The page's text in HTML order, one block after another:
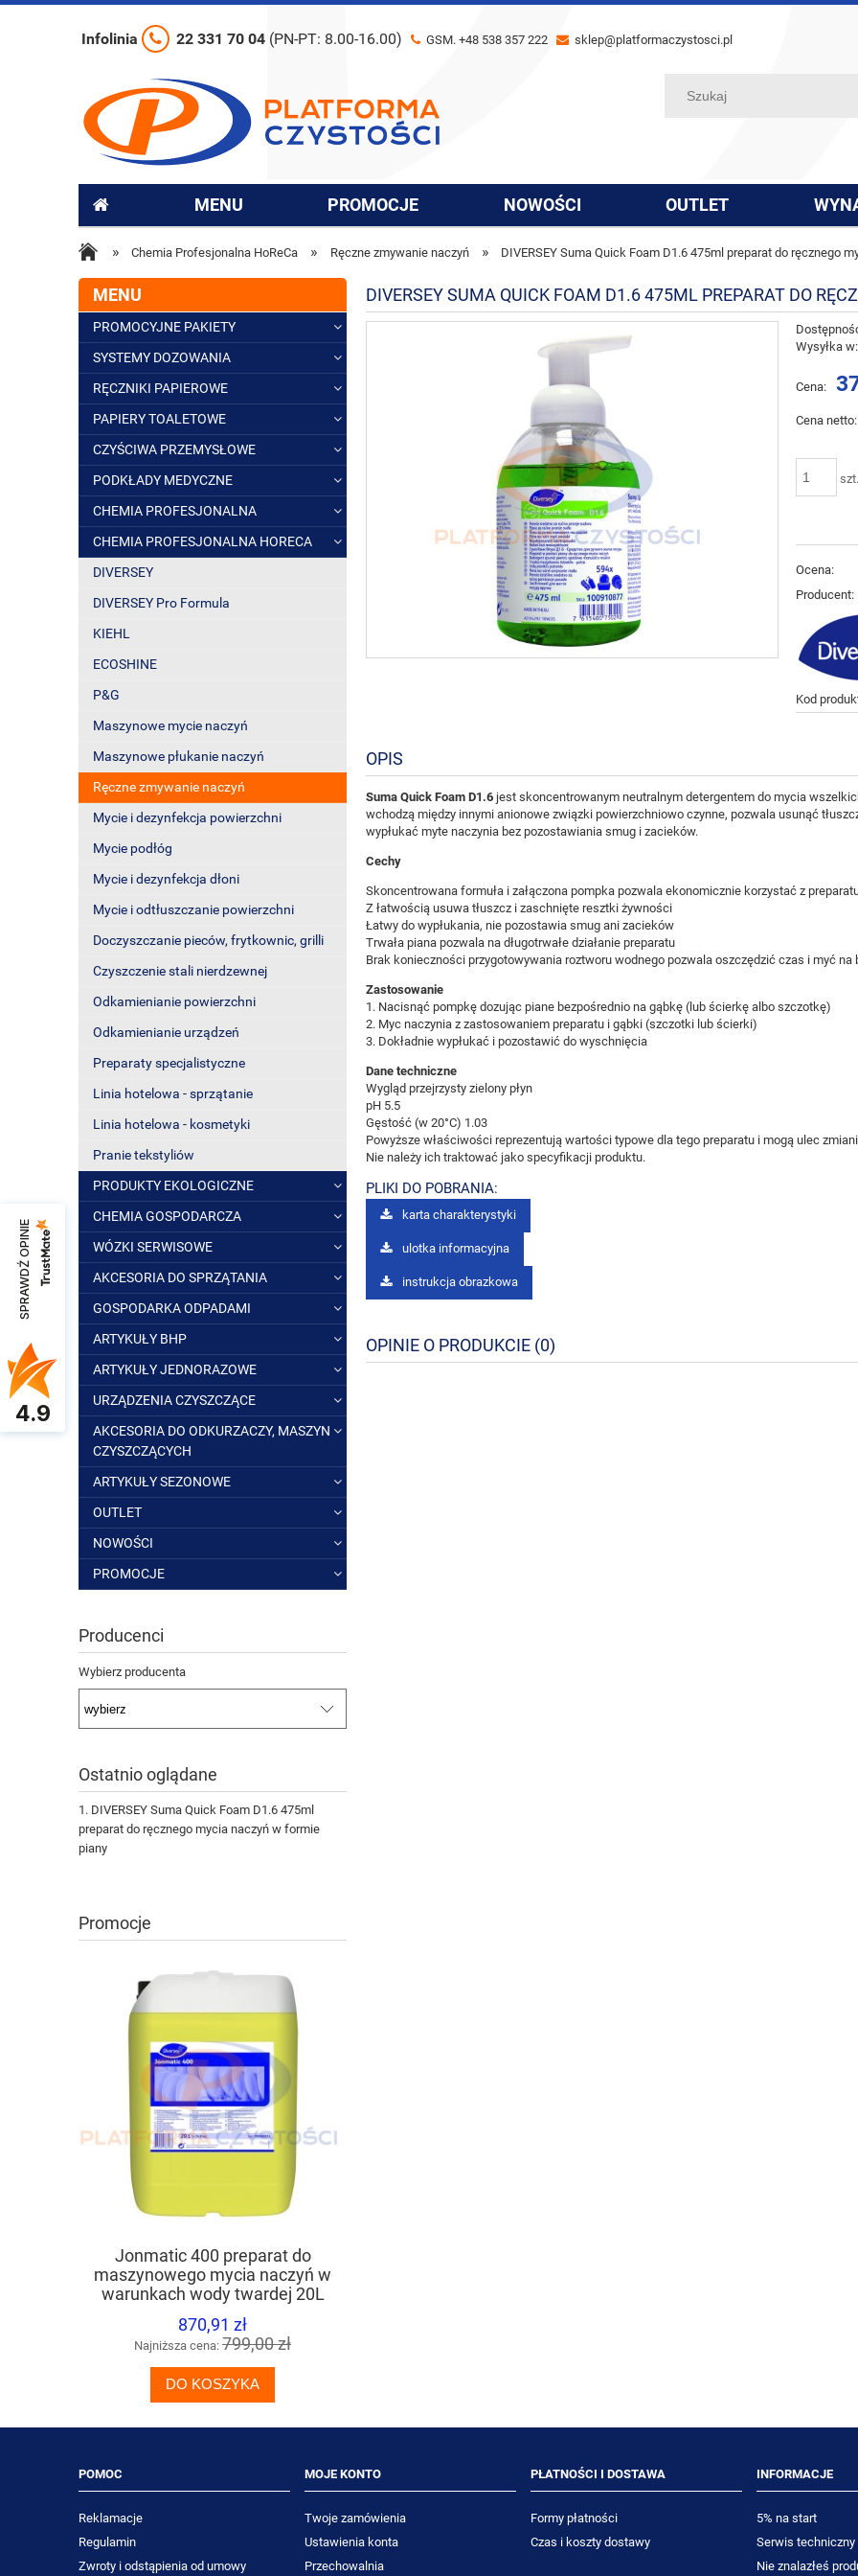
Infolinia 22 331 70 04 (PN-PT: 8.00-16.00) GSM. +48 538 357 222 sklep@platformaczystosci.pl
MENU PROMOCJE NOWOŚCI OUTLET
» Chemia Profesjonalna HoReCa » Ręczne zmywanie naczyń » DIVERSEY Suma Quick Foam D1.6 475ml preparat do ręcznego
MENU
PROMOCYJNE PAKIETY
SYSTEMY DOZOWANIA
RĘCZNIKI PAPIEROWE
PAPIERY TOALETOWE
CZYŚCIWA PRZEMYSŁOWE
PODKŁADY MEDYCZNE
CHEMIA PROFESJONALNA
CHEMIA PROFESJONALNA HORECA
DIVERSEY
DIVERSEY Pro Formula
KIEHL
ECOSHINE
P&G
Maszynowe mycie naczyń
Maszynowe płukanie naczyń
Ręczne zmywanie naczyń
Mycie i dezynfekcja powierzchni
Mycie podłóg
Mycie i dezynfekcja dłoni
Mycie i odtłuszczanie powierzchni
Doczyszczanie pieców, frytkownic, grilli
Czyszczenie stali nierdzewnej
Odkamienianie powierzchni
Odkamienianie urządzeń
Preparaty specjalistyczne
Linia hotelowa - sprzątanie
Linia hotelowa - kosmetyki
Pranie tekstyliów
PRODUKTY EKOLOGICZNE
CHEMIA GOSPODARCZA
WÓZKI SERWISOWE
AKCESORIA DO SPRZĄTANIA
GOSPODARKA ODPADAMI
ARTYKUŁY BHP
ARTYKUŁY JEDNORAZOWE
URZĄDZENIA CZYSZCZĄCE
AKCESORIA DO ODKURZACZY, MASZYN
CZYSZCZĄCYCH
ARTYKUŁY SEZONOWE
OUTLET
NOWOŚCI
PROMOCJE
Producenci
Wybierz producenta
Ostatnio oglądane
DIVERSEY Suma Quick Foam D1.6 475ml
preparat do ręcznego mycia naczyń w formie
piany
Promocje
Jonmatic 400 preparat do
maszynowego mycia naczyń w
warunkach wody twardej 20L
870,91 zł
Najniższa cena: 799,00 zł
DO KOSZYKA
DIVERSEY SUMA QUICK FOAM D1.6 475ML PREPARAT DO
Wysyłka w:
Cena:
Cena netto:
szt.
Ocena:
Producent:
Kod
OPIS
Suma Quick Foam D1.6 jest skoncentrowanym neutralnym detergentem do mycia
wchodzą między innymi anionowe związki powierzchniowo czynne, pozwala usunąć
wypłukać myte naczynia bez pozostawiania smug i zacieków.
Cechy
Skoncentrowana formuła i załączona pompka pozwala ekonomicznie korzystać z
Z łatwością usuwa tłuszcz i zaschnięte resztki żywności
Łatwy do wypłukania, nie pozostawia smug ani zacieków
Trwała piana pozwala na długotrwałe działanie preparatu
Brak konieczności przygotowywania roztworu wodnego pozwala oszczędzić czas i myć na
Zastosowanie
1. Nacisnąć pompkę dozując piane bezpośrednio na gąbkę (lub ścierkę albo szczotkę)
2. Myc naczynia z zastosowaniem preparatu i gąbki (szczotki lub ścierki)
3. Dokładnie wypłukać i pozostawić do wyschnięcia
Dane techniczne
Wygląd przejrzysty zielony płyn
pH 5.5
Gęstość (w 20°C) 1.03
Powyższe właściwości reprezentują wartości typowe dla tego preparatu i mogą ulec
Nie należy ich traktować jako specyfikacji produktu.
PLIKI DO POBRANIA:
karta charakterystyki
ulotka informacyjna
instrukcja obrazkowa
OPINIE O PRODUKCIE (0)
POMOC
Reklamacje
Regulamin
Zwroty i odstąpienia od umowy
MOJE KONTO
Twoje zamówienia
Ustawienia konta
Przechowalnia
PŁATNOŚCI I DOSTAWA
Formy płatności
Czas i koszty dostawy
INFORMACJE
5% na start
Serwis techniczny
Nie znalazłeś
SPRAWDŹ OPINIE
4.9